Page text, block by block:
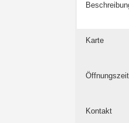
Karte
Kontakt